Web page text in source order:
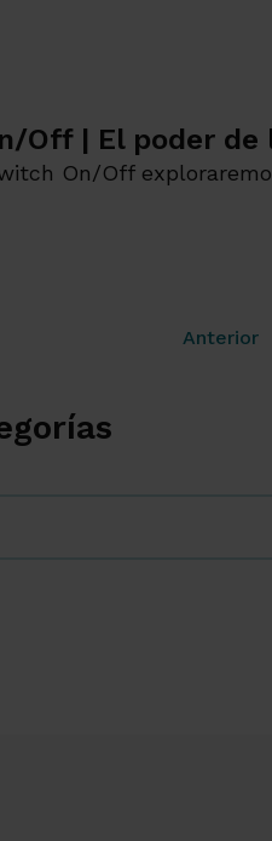
Off | El poder de
On/Off
Anterior